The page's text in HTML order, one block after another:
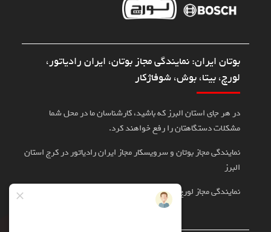
بوتان ایران: نمایندگی مجاز بوتان، ایران رادیاتور،
لورچ، بیتا، بوش، شوفاژکار
در هر جای استان البرز که باشید، کارشناسان ما در محل شما
مشکلات دستگاهتان را رفع خواهند کرد.
نمایندگی مجاز بوتان و سرویسکار مجاز ایران رادیاتور در کرج استان
البرز
نمایندگی مجاز لورچ، بوش، بیتا در کرج